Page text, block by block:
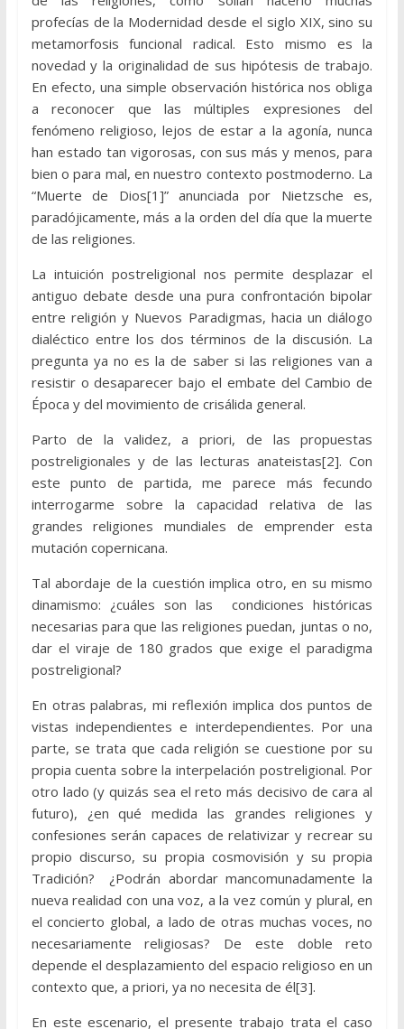
profecías de la Modernidad desde el siglo XIX, sino su
metamorfosis funcional radical. Esto mismo es la
novedad y la originalidad de sus hipótesis de trabajo.
En efecto, una simple observación histórica nos obliga
a reconocer que las múltiples expresiones del
fenómeno religioso, lejos de estar a la agonía, nunca
han estado tan vigorosas, con sus más y menos, para
bien o para mal, en nuestro contexto postmoderno. La
“Muerte de Dios[1]” anunciada por Nietzsche es,
paradójicamente, más a la orden del día que la muerte
de las religiones.
La intuición postreligional nos permite desplazar el
antiguo debate desde una pura confrontación bipolar
entre religión y Nuevos Paradigmas, hacia un diálogo
dialéctico entre los dos términos de la discusión. La
pregunta ya no es la de saber si las religiones van a
resistir o desaparecer bajo el embate del Cambio de
Época y del movimiento de crisálida general.
Parto de la validez, a priori, de las propuestas
postreligionales y de las lecturas anateistas[2]. Con
este punto de partida, me parece más fecundo
interrogarme sobre la capacidad relativa de las
grandes religiones mundiales de emprender esta
mutación copernicana.
Tal abordaje de la cuestión implica otro, en su mismo
dinamismo: ¿cuáles son las condiciones históricas
necesarias para que las religiones puedan, juntas o no,
dar el viraje de 180 grados que exige el paradigma
postreligional?
En otras palabras, mi reflexión implica dos puntos de
vistas independientes e interdependientes. Por una
parte, se trata que cada religión se cuestione por su
propia cuenta sobre la interpelación postreligional. Por
otro lado (y quizás sea el reto más decisivo de cara al
futuro), ¿en qué medida las grandes religiones y
confesiones serán capaces de relativizar y recrear su
propio discurso, su propia cosmovisión y su propia
Tradición? ¿Podrán abordar mancomunadamente la
nueva realidad con una voz, a la vez común y plural, en
el concierto global, a lado de otras muchas voces, no
necesariamente religiosas? De este doble reto
depende el desplazamiento del espacio religioso en un
contexto que, a priori, ya no necesita de él[3].
En este escenario, el presente trabajo trata el caso